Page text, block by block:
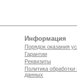
Информация
Порядок оказания
Гарантии
Реквизиты
Политика
данных